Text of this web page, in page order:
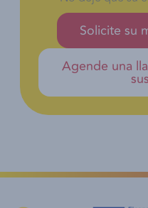
Solicite su
Agende una